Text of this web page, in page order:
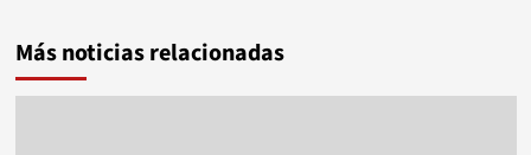
Más noticias relacionadas